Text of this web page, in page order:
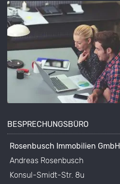
BESPRECHUNGSBÜRO
Rosenbusch Immobilien GmbH
Andreas Rosenbusch
Konsul-Smidt-Str. 8u